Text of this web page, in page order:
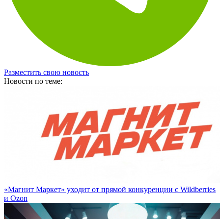
Разместить свою новость
Новости по теме:
и Ozon